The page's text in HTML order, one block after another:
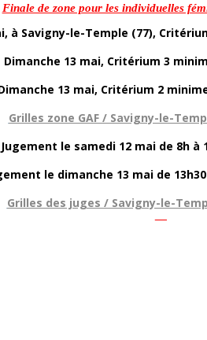
Finale de zone pour les individuelles
à Savigny-le-Temple (77),
Dimanche 13 mai, Critérium 3
13 mai, Critérium 2
Grilles zone GAF / Savigny-le-
Jugement le samedi 12 mai de 8h à
le dimanche 13 mai de
Grilles des juges / Savigny-le-
—